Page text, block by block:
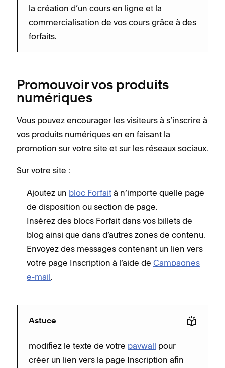
la création d’un cours en ligne et la
commercialisation de vos cours grâce à des
forfaits.
Promouvoir vos produits
numériques
Vous pouvez encourager les visiteurs à s’inscrire à
vos produits numériques en en faisant la
promotion sur votre site et sur les réseaux sociaux.
Sur votre site :
Ajoutez un bloc Forfait à n’importe quelle page
de disposition ou section de page.
Insérez des blocs Forfait dans vos billets de
blog ainsi que dans d’autres zones de contenu.
Envoyez des messages contenant un lien vers
votre page Inscription à l’aide de Campagnes
e-mail.
Astuce
modifiez le texte de votre paywall pour
créer un lien vers la page Inscription afin